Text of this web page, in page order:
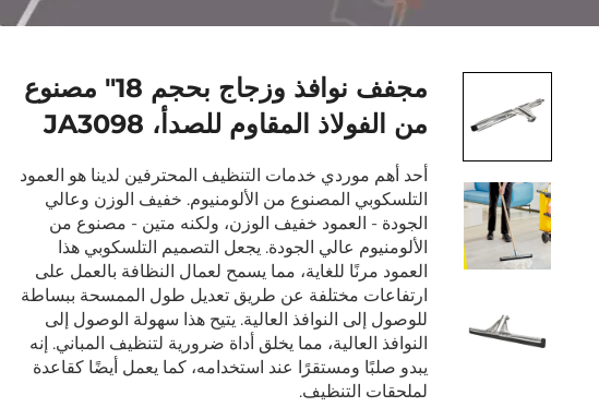
مجفف نوافذ وزجاج بحجم 18" مصنوع
من الفولاذ المقاوم للصدأ، JA3098
أحد أهم موردي خدمات التنظيف المحترفين لدينا هو العمود
التلسكوبي المصنوع من الألومنيوم. خفيف الوزن وعالي
الجودة - العمود خفيف الوزن، ولكنه متين - مصنوع من
الألومنيوم عالي الجودة. يجعل التصميم التلسكوبي هذا
العمود مرنًا للغاية، مما يسمح لعمال النظافة بالعمل على
ارتفاعات مختلفة عن طريق تعديل طول الممسحة ببساطة
للوصول إلى النوافذ العالية. يتيح هذا سهولة الوصول إلى
النوافذ العالية، مما يخلق أداة ضرورية لتنظيف المباني. إنه
يبدو صلبًا ومستقرًا عند استخدامه، كما يعمل أيضًا كقاعدة
لملحقات التنظيف.